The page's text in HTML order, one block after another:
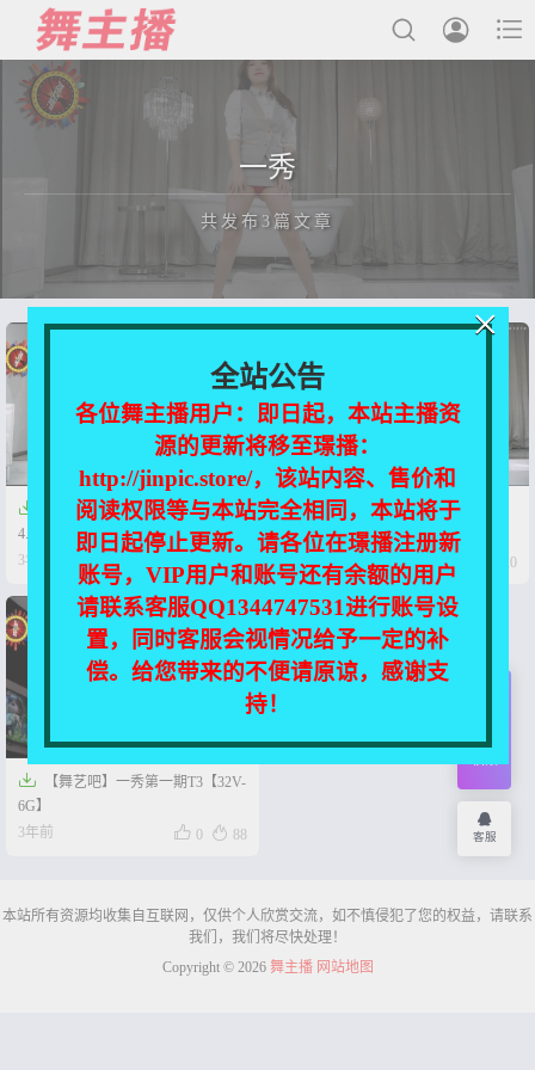



主播合集
充值&解压说明
用户中心
会员登陆
一秀
共发布3篇文章
正在为您加载新内容

【舞艺吧】一秀3期 T3【16V-
4.3G】
3年前
 0  30
 【舞艺吧】一秀4期T1【12V-
2.9G】
 20

【舞艺吧】一秀第一期T3【32V-
6G】
3年前
 0  88
本站所有资源均收集自互联网，仅供个人欣赏交流，如不慎侵犯了您的权益，请联系
我们，我们将尽快处理！
Copyright © 2026 舞主播 网站地图
全站公告
各位舞主播用户：即日起，本站主播资
源的更新将移至璟播：
http://jinpic.store/，该站内容、售价和
阅读权限等与本站完全相同，本站将于
即日起停止更新。请各位在璟播注册新
账号，VIP用户和账号还有余额的用户
请联系客服QQ1344747531进行账号设
置，同时客服会视情况给予一定的补
偿。给您带来的不便请原谅，感谢支
持！
×
会员
客服